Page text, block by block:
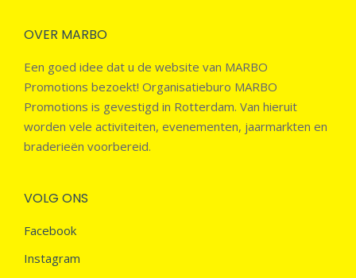
OVER MARBO
Een goed idee dat u de website van MARBO
Promotions bezoekt! Organisatieburo MARBO
Promotions is gevestigd in Rotterdam. Van hieruit
worden vele activiteiten, evenementen, jaarmarkten en
braderieën voorbereid.
VOLG ONS
Facebook
Instagram